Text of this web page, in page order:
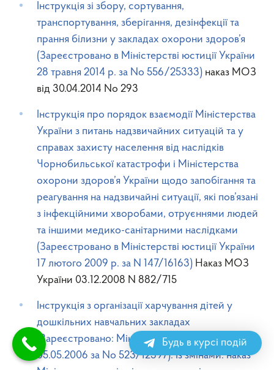
Інструкція зі збору, сортування,
транспортування, зберігання, дезінфекції та
прання білизни у закладах охорони здоров’я
(Зареєстровано в Міністерстві юстиції України
28 травня 2014 р. за No 556/25333) наказ МОЗ
від 30.04.2014 No 293
Інструкція про порядок взаємодії Міністерства
України з питань надзвичайних ситуацій та у
справах захисту населення від наслідків
Чорнобильської катастрофи і Міністерства
охорони здоров’я України щодо запобігання та
реагування на надзвичайні ситуації, які пов’язані
з інфекційними хворобами, отруєннями людей
та іншими медико-санітарними наслідками
(Зареєстровано в Міністерстві юстиції України
17 лютого 2009 р. за N 147/16163) Наказ МОЗ
України 03.12.2008 N 882/715
Інструкція з організації харчування дітей у
дошкільних навчальних закладах
(Зареєстровано: Мін’юст України від
05.05.2006 за No 523/12397). Із змінами: наказ
Будь в курсі подій